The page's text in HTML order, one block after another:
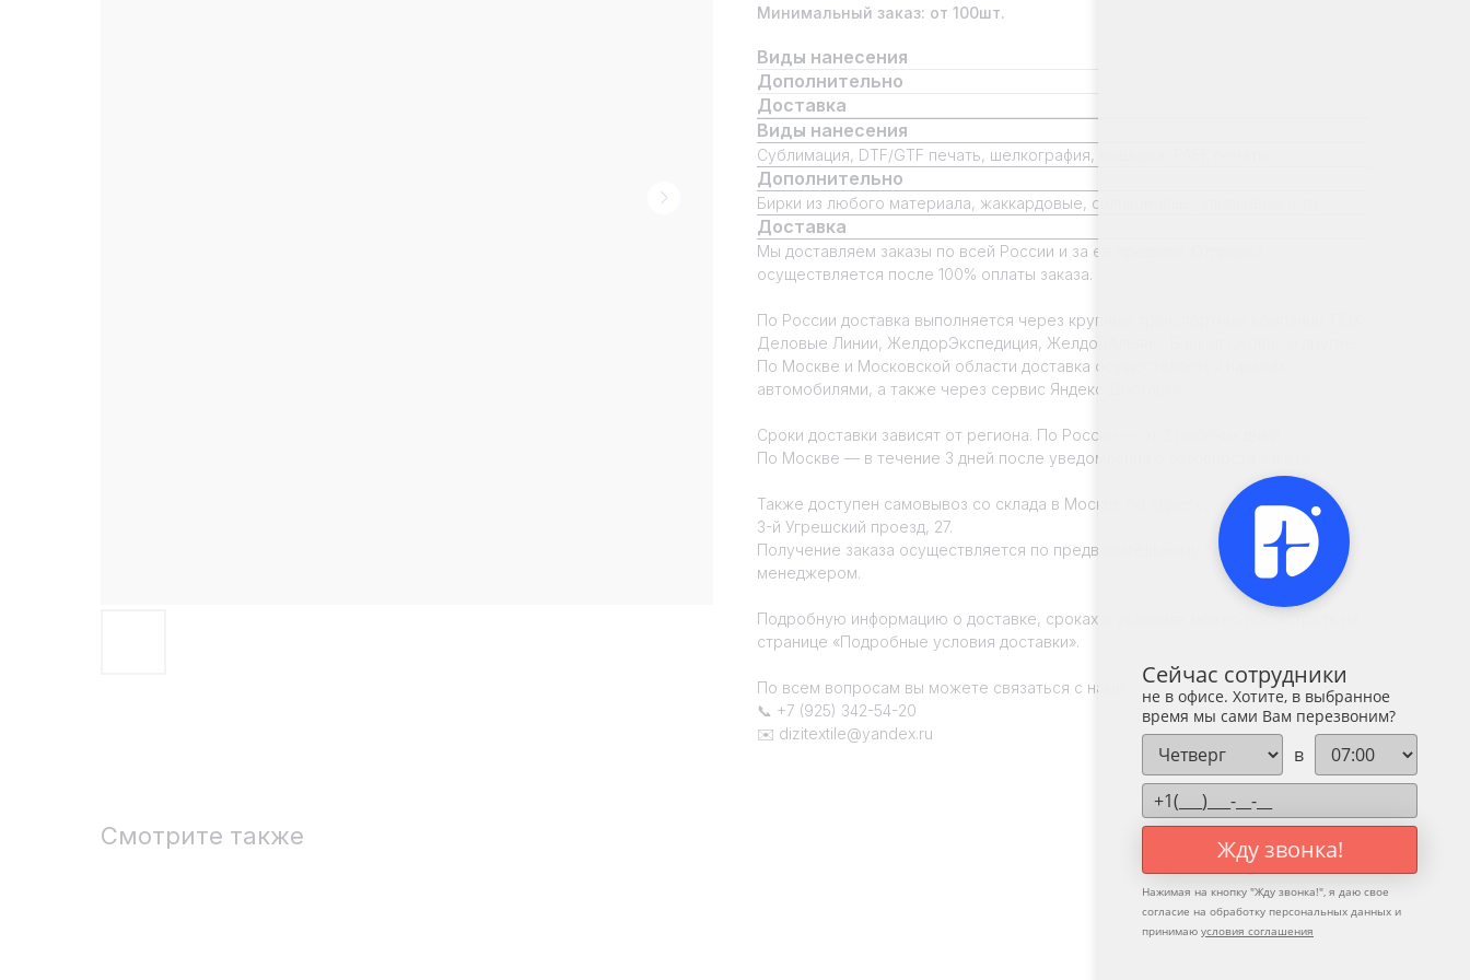
Минимальный заказ: от 100шт.
Виды нанесения
Дополнительно
Доставка
Виды нанесения
Сублимация, DTF/GTF печать, шелкография, вышивка, PAFF печать
Дополнительно
Бирки из любого материала, жаккардовые, силиконовые, хлопковые и тд
Доставка
Мы доставляем заказы по всей России и за её пределы. Отправка
осуществляется после 100% оплаты заказа.
По России доставка выполняется через крупные транспортные компании: ПЭК,
Деловые Линии, ЖелдорЭкспедиция, ЖелдорАльянс, Байкал Сервис и другие.
По Москве и Московской области доставка осуществляется нашими
автомобилями, а также через сервис Яндекс Доставка.
Сроки доставки зависят от региона. По России — от 2 рабочих дней.
По Москве — в течение 3 дней после уведомления о готовности заказа.
Также доступен самовывоз со склада в Москве по адресу:
3-й Угрешский проезд, 27.
Получение заказа осуществляется по предварительному согласованию с
менеджером.
Подробную информацию о доставке, сроках и условиях можно посмотреть на
странице «Подробные условия доставки».
По всем вопросам вы можете связаться с нами:
📞 +7 (925) 342-54-20
✉️ dizitextile@yandex.ru
Смотрите также
не в офисе. Хотите, в выбранное
время мы сами Вам перезвоним?
в
Жду звонка!
Нажимая на кнопку "Жду звонка!", я даю свое
согласие на обработку персональных данных и
принимаю условия соглашения